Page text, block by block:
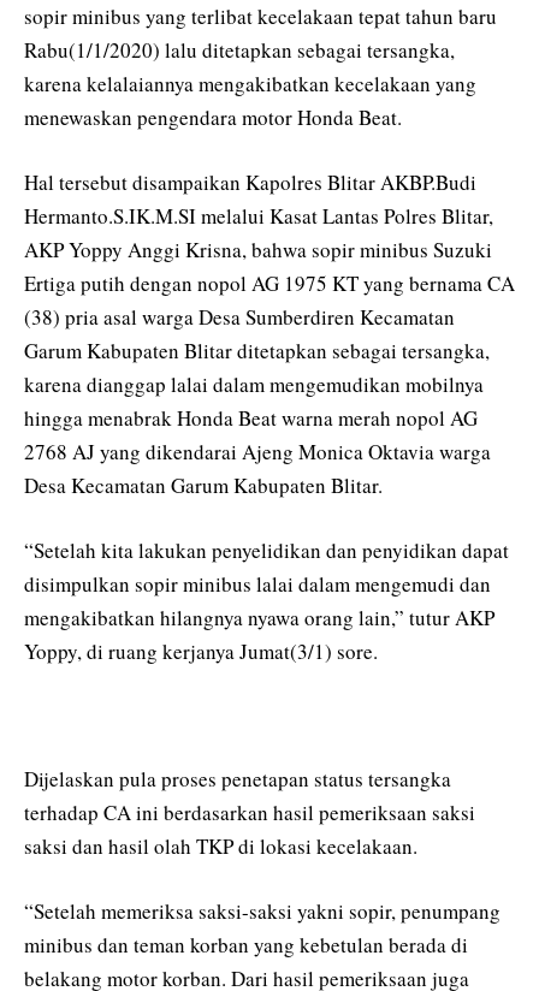
sopir minibus yang terlibat kecelakaan tepat tahun baru
Rabu(1/1/2020) lalu ditetapkan sebagai tersangka,
karena kelalaiannya mengakibatkan kecelakaan yang
menewaskan pengendara motor Honda Beat.
Hal tersebut disampaikan Kapolres Blitar AKBP.Budi
Hermanto.S.IK.M.SI melalui Kasat Lantas Polres Blitar,
AKP Yoppy Anggi Krisna, bahwa sopir minibus Suzuki
Ertiga putih dengan nopol AG 1975 KT yang bernama CA
(38) pria asal warga Desa Sumberdiren Kecamatan
Garum Kabupaten Blitar ditetapkan sebagai tersangka,
karena dianggap lalai dalam mengemudikan mobilnya
hingga menabrak Honda Beat warna merah nopol AG
2768 AJ yang dikendarai Ajeng Monica Oktavia warga
Desa Kecamatan Garum Kabupaten Blitar.
“Setelah kita lakukan penyelidikan dan penyidikan dapat
disimpulkan sopir minibus lalai dalam mengemudi dan
mengakibatkan hilangnya nyawa orang lain,” tutur AKP
Yoppy, di ruang kerjanya Jumat(3/1) sore.
Dijelaskan pula proses penetapan status tersangka
terhadap CA ini berdasarkan hasil pemeriksaan saksi
saksi dan hasil olah TKP di lokasi kecelakaan.
“Setelah memeriksa saksi-saksi yakni sopir, penumpang
minibus dan teman korban yang kebetulan berada di
belakang motor korban. Dari hasil pemeriksaan juga